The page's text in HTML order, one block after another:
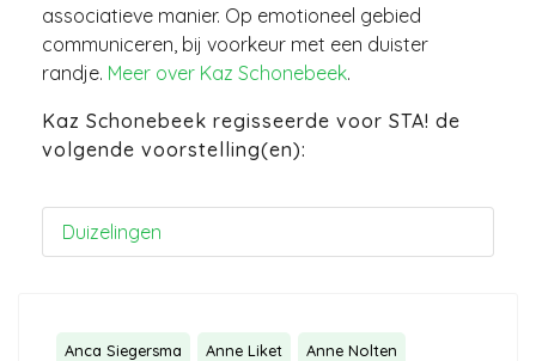
associatieve manier. Op emotioneel gebied
communiceren, bij voorkeur met een duister
randje. Meer over Kaz Schonebeek.
Kaz Schonebeek regisseerde voor STA! de
volgende voorstelling(en):
Duizelingen
Anca Siegersma Anne Liket Anne Nolten